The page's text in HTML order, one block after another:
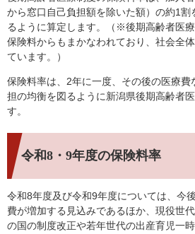
から窓口自己負担額を除いた額）の約1割
るように算定します。（※後期高齢者医
保険料からもまかなわれており、社会全
ています。）
保険料率は、2年に一度、その後の医療費
担の均衡を図るように新潟県後期高齢者
す。
令和8・9年度の保険料率
令和8年度及び令和9年度については、今
費が増加する見込みであるほか、現役世
の国の制度改正や若年世代の出産育児一